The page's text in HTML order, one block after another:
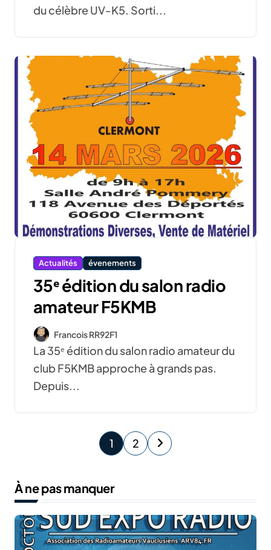
du célèbre UV-K5. Sorti...
Actualités évenements
35ᵉ édition du salon radio
amateur F5KMB
Francois RR92F1
La 35ᵉ édition du salon radio amateur du
club F5KMB approche à grands pas.
Depuis...
P
g
i
n
1 2
À ne pas manquer